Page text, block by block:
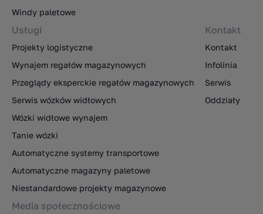
Windy paletowe
Usługi
Projekty logistyczne
Wynajem regałów magazynowych
Przeglądy eksperckie regałów magazynowych
Serwis wózków widłowych
Wózki widłowe wynajem
Tanie wózki
Automatyczne systemy transportowe
Automatyczne magazyny paletowe
Niestandardowe projekty magazynowe
Kontakt
Kontakt
Infolinia
Serwis
Oddziały
Media społecznościowe